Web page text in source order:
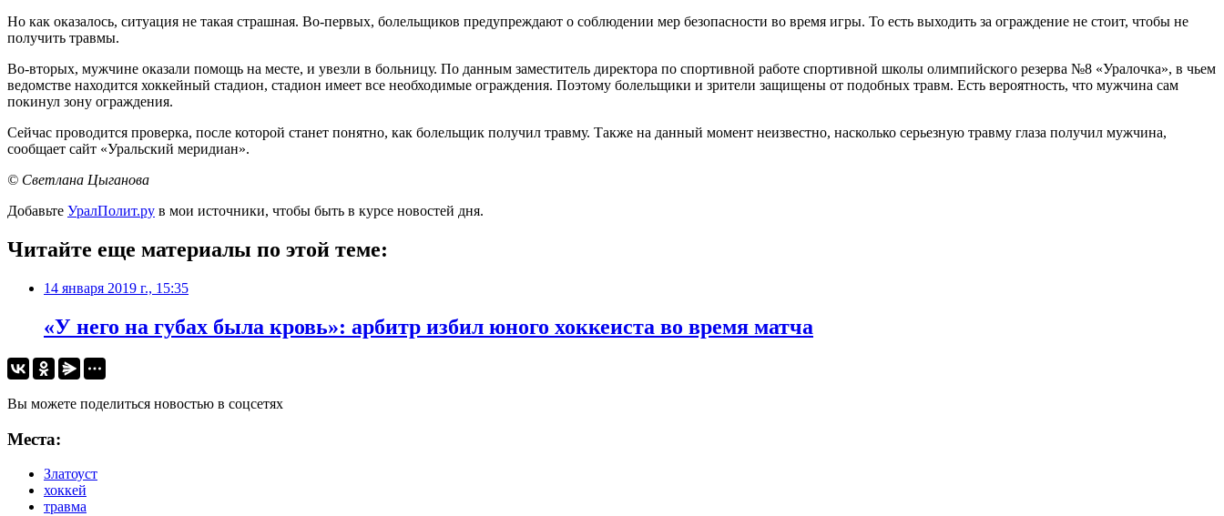
Но как оказалось, ситуация не такая страшная. Во-первых, болельщиков предупреждают о соблюдении мер безопасности во время игры. То есть выходить за ограждение не стоит, чтобы не
получить травмы.
Во-вторых, мужчине оказали помощь на месте, и увезли в больницу. По данным заместитель директора по спортивной работе спортивной школы олимпийского резерва №8 «Уралочка», в чьем
ведомстве находится хоккейный стадион, стадион имеет все необходимые ограждения. Поэтому болельщики и зрители защищены от подобных травм. Есть вероятность, что мужчина сам
покинул зону ограждения.
Сейчас проводится проверка, после которой станет понятно, как болельщик получил травму. Также на данный момент неизвестно, насколько серьезную травму глаза получил мужчина,
сообщает сайт «Уральский меридиан».
© Светлана Цыганова
Добавьте УралПолит.ру в мои источники, чтобы быть в курсе новостей дня.
Читайте еще материалы по этой теме:
14 января 2019 г., 15:35
«У него на губах была кровь»: арбитр избил юного хоккеиста во время матча
Вы можете поделиться новостью в соцсетях
Места:
Златоуст
хоккей
травма